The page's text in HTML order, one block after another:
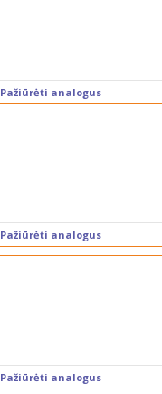
Pažiūrėti analogus
Pažiūrėti analogus
Pažiūrėti analogus